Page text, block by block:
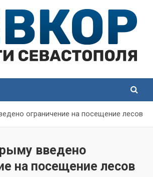
ограничение на посещение лесов
введено
на посещение лесов